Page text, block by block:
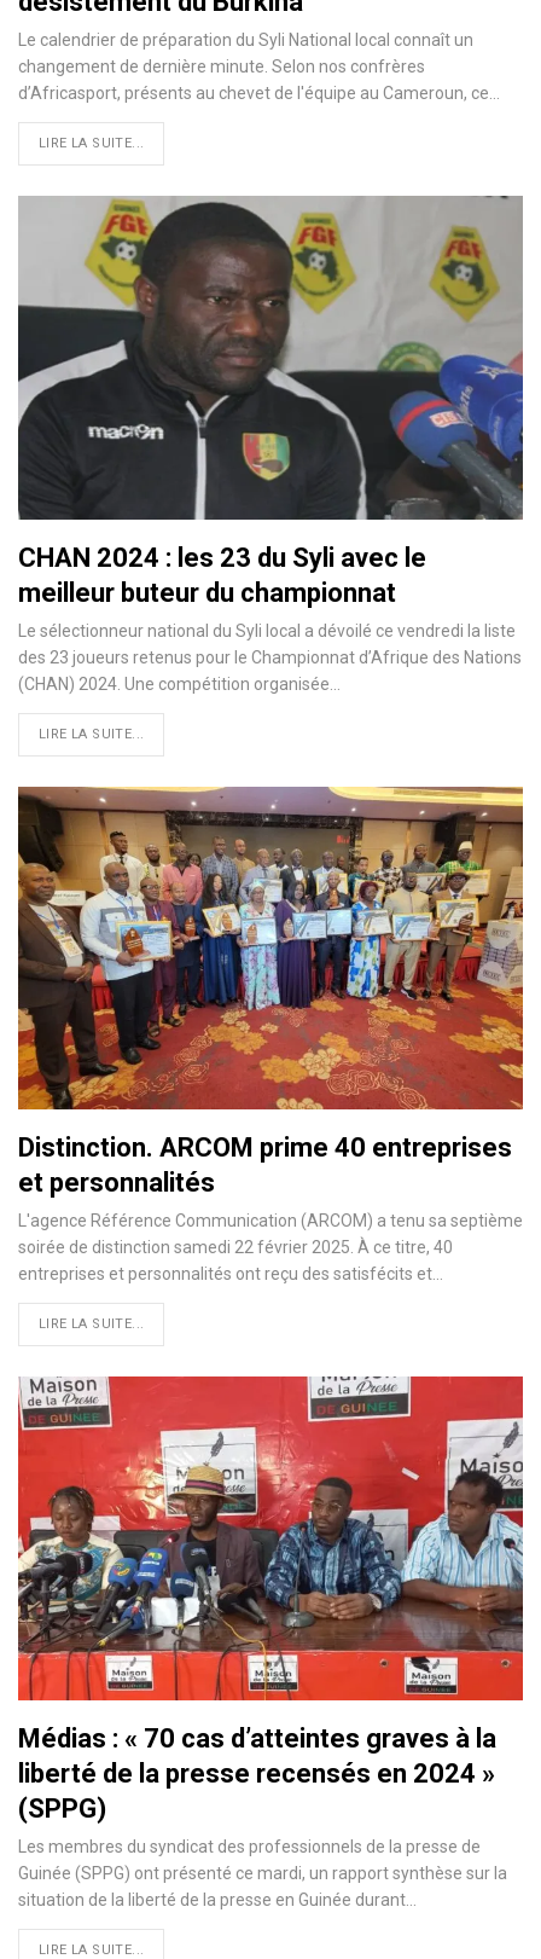
Le calendrier de préparation du Syli National local connaît un
changement de dernière minute. Selon nos confrères
d’Africasport, présents au chevet de l'équipe au Cameroun, ce…
LIRE LA SUITE...
CHAN 2024 : les 23 du Syli avec le
meilleur buteur du championnat
Le sélectionneur national du Syli local a dévoilé ce vendredi la liste
des 23 joueurs retenus pour le Championnat d’Afrique des Nations
(CHAN) 2024. Une compétition organisée…
LIRE LA SUITE...
Distinction. ARCOM prime 40 entreprises
et personnalités
L'agence Référence Communication (ARCOM) a tenu sa septième
soirée de distinction samedi 22 février 2025. À ce titre, 40
entreprises et personnalités ont reçu des satisfécits et…
LIRE LA SUITE...
Médias : « 70 cas d’atteintes graves à la
liberté de la presse recensés en 2024 »
(SPPG)
Les membres du syndicat des professionnels de la presse de
Guinée (SPPG) ont présenté ce mardi, un rapport synthèse sur la
situation de la liberté de la presse en Guinée durant…
LIRE LA SUITE...